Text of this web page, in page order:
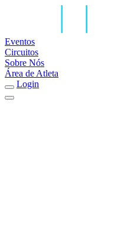
Eventos
Circuitos
Sobre Nós
Área de Atleta
Login